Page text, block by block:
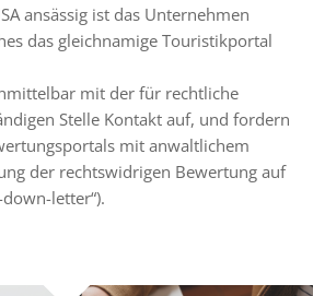
ansässig ist das Unternehmen
das gleichnamige Touristikportal
mit der für rechtliche
Stelle Kontakt auf, und fordern
mit anwaltlichem
der rechtswidrigen Bewertung auf
letter“).